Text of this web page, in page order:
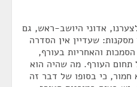
אדוני היושב-ראש, גם
שעדיין אין הסדרה
והאחריות בעורף,
תחום העורף. מה שהיה הוא
חמור, כי בסופו של דבר זה